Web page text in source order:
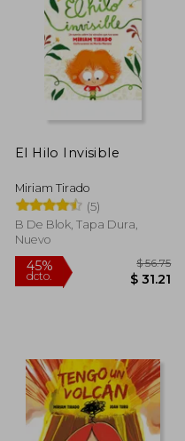
$ 38.31
$ 21.07
El Hilo Invisible
Miriam Tirado
(5)
B De Blok, Tapa Dura,
Nuevo
45%
dcto.